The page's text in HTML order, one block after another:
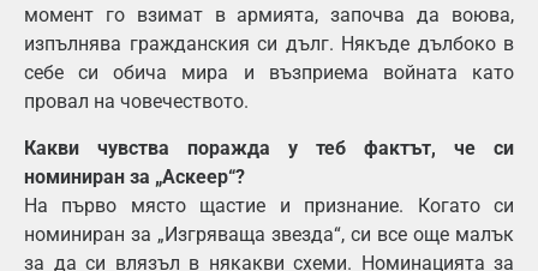
момент го взимат в армията, започва да воюва,
изпълнява гражданския си дълг. Някъде дълбоко в
себе си обича мира и възприема войната като
провал на човечеството.
Какви чувства поражда у теб фактът, че си
номиниран за „Аскеер“?
На първо място щастие и признание. Когато си
номиниран за „Изгряваща звезда“, си все още малък
за да си влязъл в някакви схеми. Номинацията за